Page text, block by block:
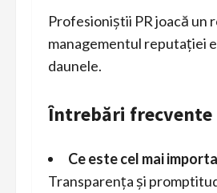
Profesioniștii PR joacă un
managementul reputației
daunele.
Întrebări frecvente
Ce este cel mai
Transparența și